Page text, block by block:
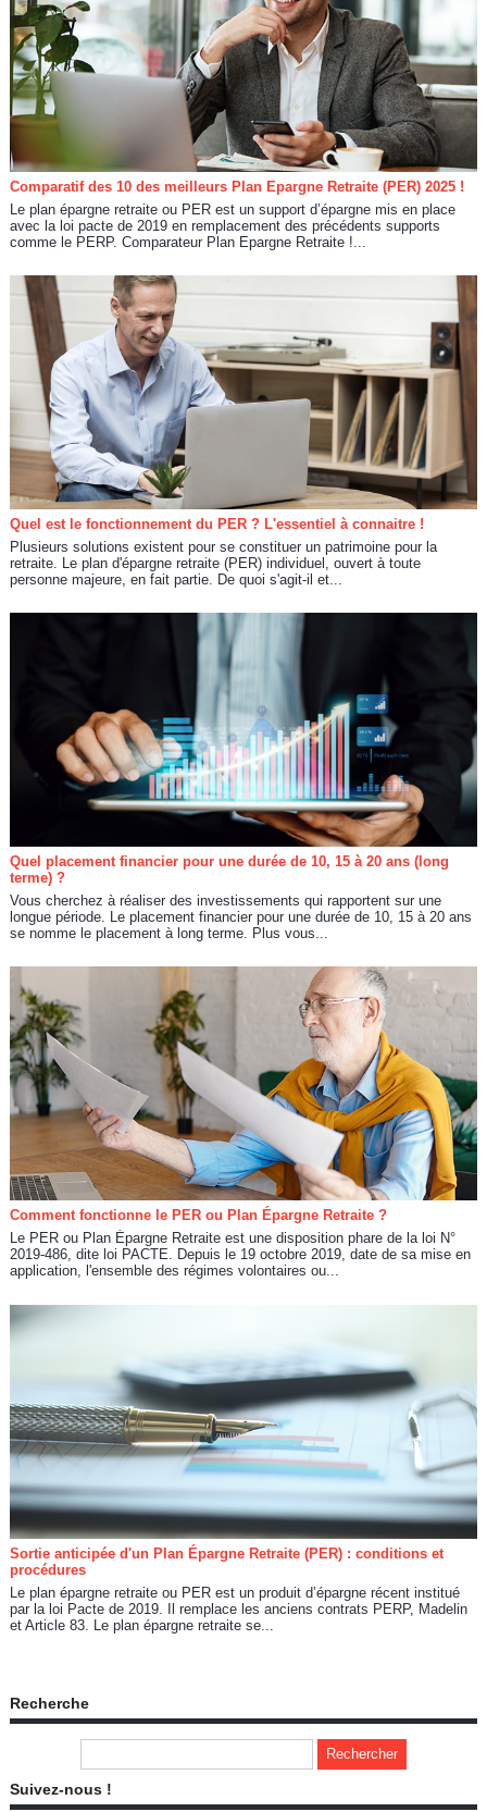
Comparatif des 10 des meilleurs Plan Epargne Retraite (PER) 2025 !
Le plan épargne retraite ou PER est un support d’épargne mis en place
avec la loi pacte de 2019 en remplacement des précédents supports
comme le PERP. Comparateur Plan Epargne Retraite !...
Quel est le fonctionnement du PER ? L'essentiel à connaitre !
Plusieurs solutions existent pour se constituer un patrimoine pour la
retraite. Le plan d'épargne retraite (PER) individuel, ouvert à toute
personne majeure, en fait partie. De quoi s'agit-il et...
Quel placement financier pour une durée de 10, 15 à 20 ans (long
terme) ?
Vous cherchez à réaliser des investissements qui rapportent sur une
longue période. Le placement financier pour une durée de 10, 15 à 20 ans
se nomme le placement à long terme. Plus vous...
Comment fonctionne le PER ou Plan Épargne Retraite ?
Le PER ou Plan Épargne Retraite est une disposition phare de la loi N°
2019-486, dite loi PACTE. Depuis le 19 octobre 2019, date de sa mise en
application, l'ensemble des régimes volontaires ou...
Sortie anticipée d'un Plan Épargne Retraite (PER) : conditions et
procédures
Le plan épargne retraite ou PER est un produit d’épargne récent institué
par la loi Pacte de 2019. Il remplace les anciens contrats PERP, Madelin
et Article 83. Le plan épargne retraite se...
Recherche
Suivez-nous !